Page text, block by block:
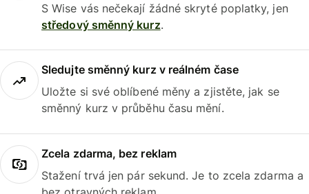
S Wise vás nečekají žádné skryté poplatky, jen
středový směnný kurz.
Sledujte směnný kurz v reálném čase
Uložte si své oblíbené měny a zjistěte, jak se
směnný kurz v průběhu času mění.
Zcela zdarma, bez reklam
Stažení trvá jen pár sekund. Je to zcela zdarma a